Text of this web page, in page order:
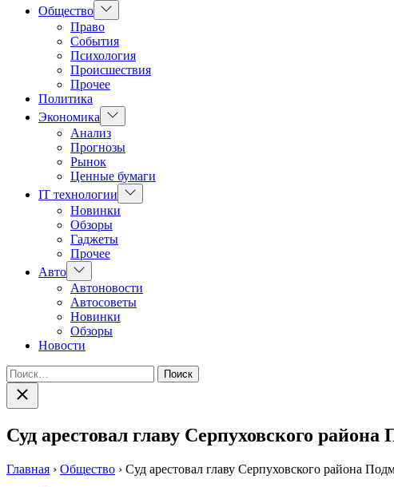
Общество Показать
подменю
Право
События
Психология
Происшествия
Прочее
Политика
Экономика
Показать
подменю
Анализ
Прогнозы
Рынок
Ценные бумаги
IT технологии
Показать
подменю
Новинки
Обзоры
Гаджеты
Прочее
Авто Показать
подменю
Автоновости
Автосоветы
Новинки
Обзоры
Новости
Найти:
Закрыть
поиск
Суд арестовал главу Серпуховского
Главная › Общество › Суд арестовал главу Серпуховского района